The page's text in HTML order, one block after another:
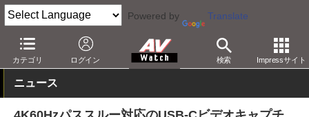
Powered by Translate
カテゴリ ログイン 検索 Impressサイト
AV Watch 製品 映像制作
ニュース